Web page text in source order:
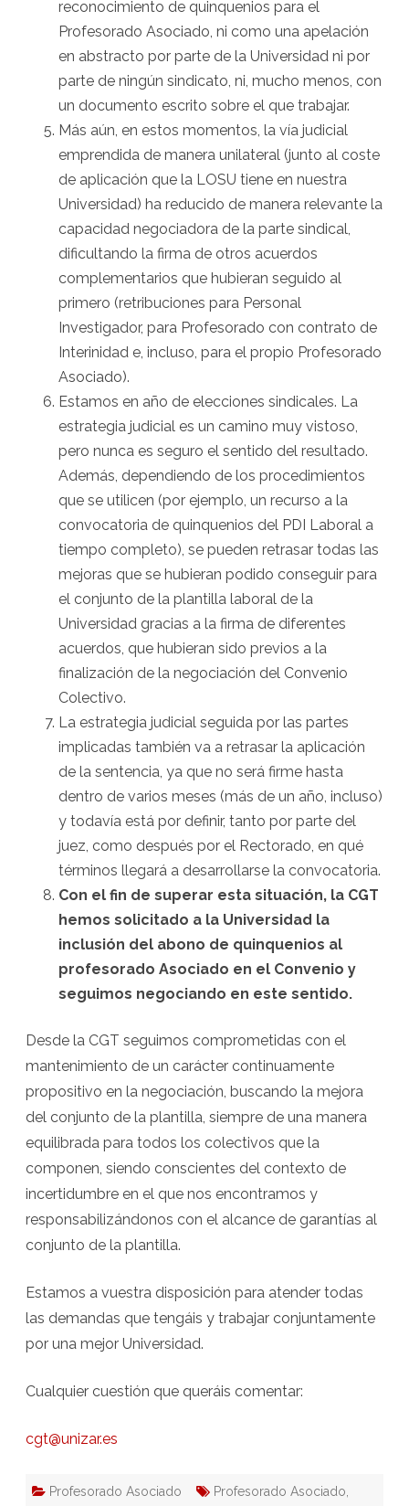
reconocimiento de quinquenios para el
Profesorado Asociado, ni como una apelación
en abstracto por parte de la Universidad ni por
parte de ningún sindicato, ni, mucho menos, con
un documento escrito sobre el que trabajar.
Más aún, en estos momentos, la vía judicial
emprendida de manera unilateral (junto al coste
de aplicación que la LOSU tiene en nuestra
Universidad) ha reducido de manera relevante la
capacidad negociadora de la parte sindical,
dificultando la firma de otros acuerdos
complementarios que hubieran seguido al
primero (retribuciones para Personal
Investigador, para Profesorado con contrato de
Interinidad e, incluso, para el propio Profesorado
Asociado).
Estamos en año de elecciones sindicales. La
estrategia judicial es un camino muy vistoso,
pero nunca es seguro el sentido del resultado.
Además, dependiendo de los procedimientos
que se utilicen (por ejemplo, un recurso a la
convocatoria de quinquenios del PDI Laboral a
tiempo completo), se pueden retrasar todas las
mejoras que se hubieran podido conseguir para
el conjunto de la plantilla laboral de la
Universidad gracias a la firma de diferentes
acuerdos, que hubieran sido previos a la
finalización de la negociación del Convenio
Colectivo.
La estrategia judicial seguida por las partes
implicadas también va a retrasar la aplicación
de la sentencia, ya que no será firme hasta
dentro de varios meses (más de un año, incluso)
y todavía está por definir, tanto por parte del
juez, como después por el Rectorado, en qué
términos llegará a desarrollarse la convocatoria.
Con el fin de superar esta situación, la CGT
hemos solicitado a la Universidad la
inclusión del abono de quinquenios al
profesorado Asociado en el Convenio y
seguimos negociando en este sentido.
Desde la CGT seguimos comprometidas con el
mantenimiento de un carácter continuamente
propositivo en la negociación, buscando la mejora
del conjunto de la plantilla, siempre de una manera
equilibrada para todos los colectivos que la
componen, siendo conscientes del contexto de
incertidumbre en el que nos encontramos y
responsabilizándonos con el alcance de garantías al
conjunto de la plantilla.
Estamos a vuestra disposición para atender todas
las demandas que tengáis y trabajar conjuntamente
por una mejor Universidad.
Cualquier cuestión que queráis comentar:
cgt@unizar.es
Profesorado Asociado Profesorado Asociado